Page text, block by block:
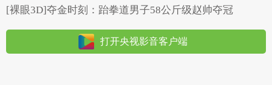
[裸眼3D]夺金时刻：跆拳道男子58公斤级赵帅夺冠
打开央视影音客户端